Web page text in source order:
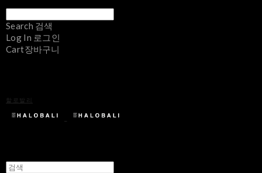
Search 검색
Log In 로그인
Cart장바구니
할로발리